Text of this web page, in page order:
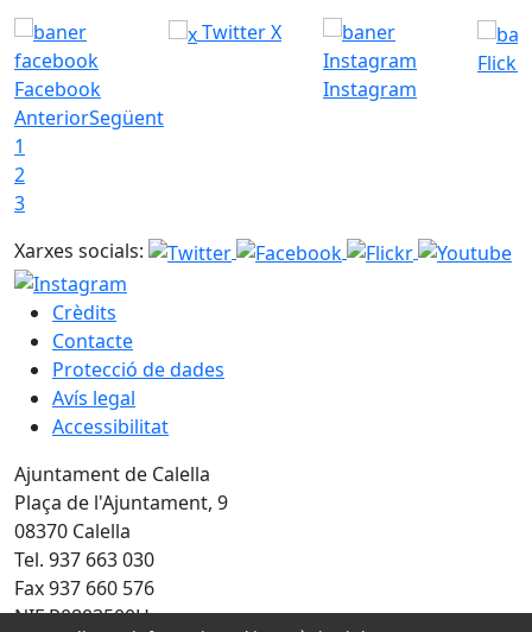
Facebook
Twitter X
Instagram
Flickr
AnteriorSegüent
1
2
3
Xarxes socials:
Crèdits
Contacte
Protecció de dades
Avís legal
Accessibilitat
Ajuntament de Calella
Plaça de l'Ajuntament, 9
08370 Calella
Tel. 937 663 030
Fax 937 660 576
NIF P0803500H